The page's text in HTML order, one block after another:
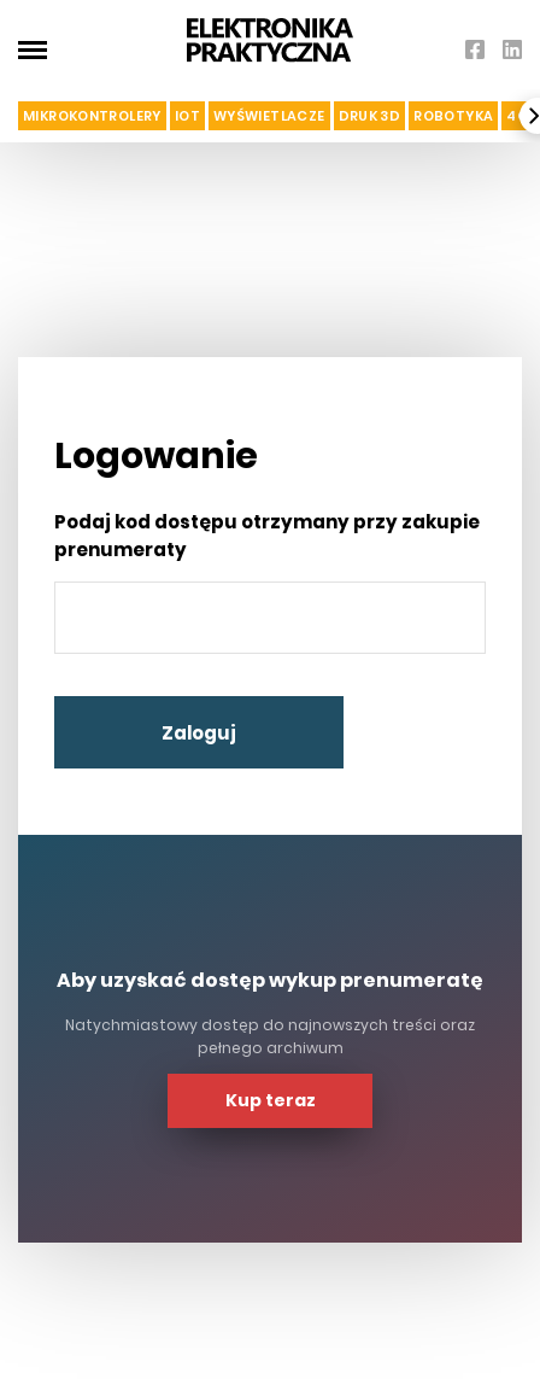
MIKROKONTROLERY IOT WYŚWIETLACZE DRUK 3D ROBOTYKA 4G I
Logowanie
Podaj kod dostępu otrzymany przy zakupie
prenumeraty
Zaloguj
Aby uzyskać dostęp wykup prenumeratę
Natychmiastowy dostęp do najnowszych treści oraz
pełnego archiwum
Kup teraz